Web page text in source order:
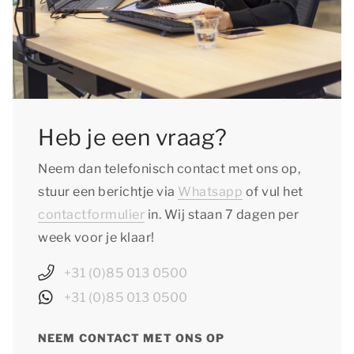
Heb je een vraag?
Neem dan telefonisch contact met ons op,
stuur een berichtje via Whatsapp of vul het
contactformulier in. Wij staan 7 dagen per
week voor je klaar!
+31 (0)85 013 0500
+31 (0)85 013 0500
NEEM CONTACT MET ONS OP